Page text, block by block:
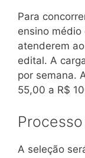
Para
ensino médio
atenderem
edital. A
por semana.
55,00 a R$
A seleção